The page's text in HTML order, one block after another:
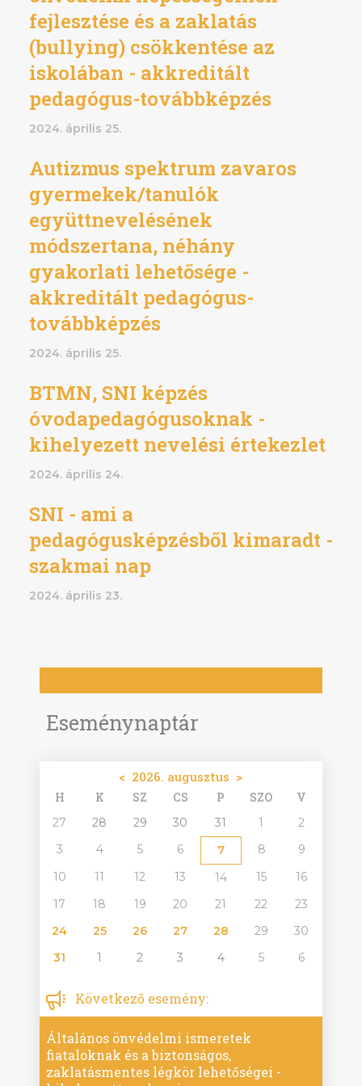
Eseménynaptár
< 2026. augusztus >
H K SZ CS P SZO V
27 28 29 30 31 1
2
3
4 5 6 7 8
9
10
11 12 13 14 15
16
17
18 19 20 21 22
23
24
25 26 27 28 29
30
31
1 2 3 4 5 6
Következő esemény:
Általános önvédelmi ismeretek
fiataloknak és a biztonságos,
zaklatásmentes légkör lehetőségei -
fejlesztése és a zaklatás
(bullying) csökkentése az
iskolában - akkreditált
pedagógus-továbbképzés
2024. április 25.
Autizmus spektrum zavaros
gyermekek/tanulók
együttnevelésének
módszertana, néhány
gyakorlati lehetősége -
akkreditált pedagógus-
továbbképzés
2024. április 25.
BTMN, SNI képzés
óvodapedagógusoknak -
kihelyezett nevelési értekezlet
2024. április 24.
SNI - ami a
pedagógusképzésből kimaradt -
szakmai nap
2024. április 23.